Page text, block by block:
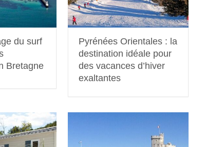
du surf
Bretagne
Pyrénées Orientales : la
destination idéale pour
des vacances d’hiver
exaltantes